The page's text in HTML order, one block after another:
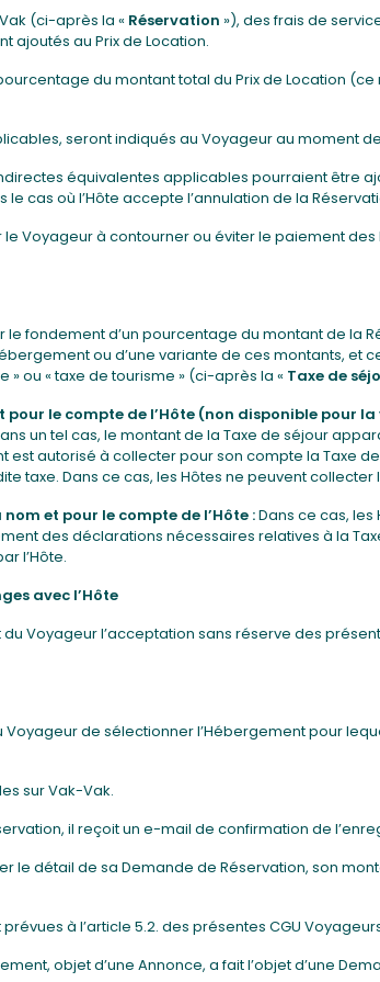
(ci-après la « Réservation »), des frais de
ajoutés au Prix de Location.
du montant total du Prix de Location
seront indiqués au Voyageur au moment
équivalentes applicables pourraient être
cas où l’Hôte accepte l’annulation de la
le Voyageur à contourner ou éviter le paiement
fondement d’un pourcentage du montant de la
ou d’une variante de ces montants, et
» ou « taxe de tourisme » (ci-après la « Taxe de
le compte de l’Hôte (non disponible pour la
un tel cas, le montant de la Taxe de séjour
est autorisé à collecter pour son compte la
taxe. Dans ce cas, les Hôtes ne peuvent
et pour le compte de l’Hôte :Dans ce cas,
des déclarations nécessaires relatives à la
l’Hôte.
avec l’Hôte
Voyageur l’acceptation sans réserve des
de sélectionner l’Hébergement pour
sur Vak-Vak.
il reçoit un e-mail de confirmation de
le détail de sa Demande de Réservation, son
à l’article 5.2. des présentes CGU
objet d’une Annonce, a fait l’objet d’une